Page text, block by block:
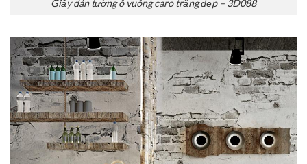
Giấy dán tường ô vuông caro trắng đẹp – 3D088